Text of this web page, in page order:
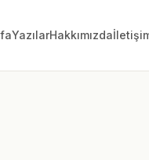
YazılarHakkımızda